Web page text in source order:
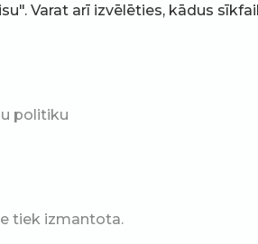
Varat arī izvēlēties, kādus
politiku
tiek izmantota.